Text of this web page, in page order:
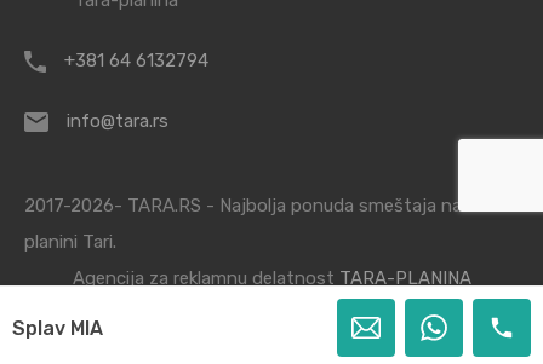
+381 64 6132794
info@tara.rs
2017-2026- TARA.RS - Najbolja ponuda smeštaja na
planini Tari.
Agencija za reklamnu delatnost TARA-PLANINA
Splav MIA